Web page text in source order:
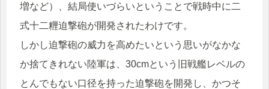
増など）、結局使いづらいということで戦時中に二
式十二糎迫撃砲が開発されたわけです。
しかし迫撃砲の威力を高めたいという思いがなかな
か捨てきれない陸軍は、30cmという旧戦艦レベルの
とんでもない口径を持った迫撃砲を開発し、かつそ